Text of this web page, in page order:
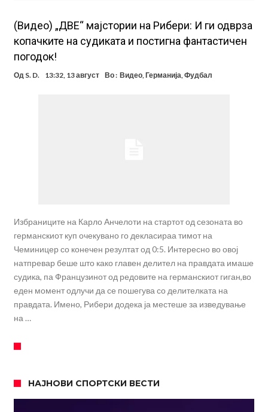
(Видео) „ДВЕ“ мајстории на Рибери: И ги одврза
копачките на судиката и постигна фантастичен
погодок!
Од S. D. 13:32, 13 август Во : Видео,Германија,Фудбал
Избраниците на Карло Анчелоти на стартот од сезоната во
германскиот куп очекувано го декласираа тимот на
Чеминицер со конечен резултат од 0:5. Интересно во овој
натпревар беше што како главен делител на правдата имаше
судика, па Французинот од редовите на германскиот гиган,во
еден момент одлучи да се пошегува со делителката на
правдата. Имено, Рибери додека ја местеше за изведување
на …
НАЈНОВИ СПОРТСКИ ВЕСТИ